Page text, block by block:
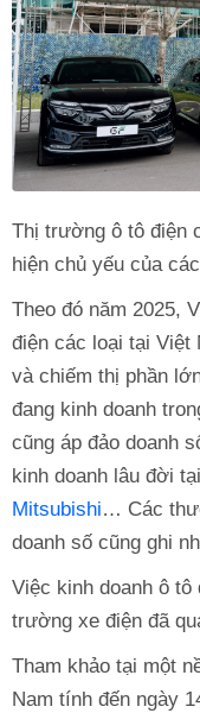
Thị trường ô tô điện
hiện chủ yếu của
Theo đó năm 2025,
điện các loại tại Việt
và chiếm thị phần
đang kinh doanh
cũng áp đảo doanh
kinh doanh lâu đời
Mitsubishi… Các
doanh số cũng ghi
Việc kinh doanh ô
trường xe điện đã
Tham khảo tại một
Nam tính đến ngày